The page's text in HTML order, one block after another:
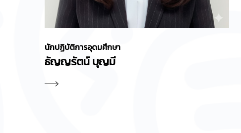
นักปฏิบัติการอุดมศึกษา
ธัญญรัตน์ บุญมี